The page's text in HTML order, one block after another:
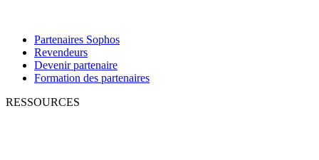
Partenaires Sophos
Revendeurs
Devenir partenaire
Formation des partenaires
RESSOURCES